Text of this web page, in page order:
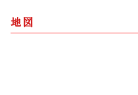
地図